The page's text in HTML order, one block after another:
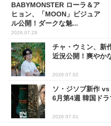
BABYMONSTER ローラ＆ア
ヒョン、「MOON」ビジュア
ル公開！ダークな魅...
2026.07.29
チャ・ウミン、新
近況公開！爽やか
2026.07.02
ソ・ジソブ新作
6月第4週 韓国ドラ
2026.07.01